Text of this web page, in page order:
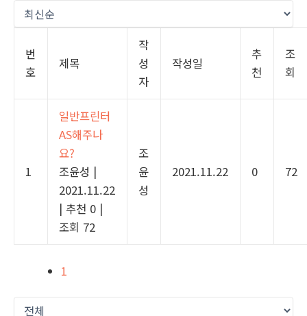
번
호
제목
작
성
자
작성일
추
천
조
회
1
일반프린터
AS해주나
요?
조윤성 |
2021.11.22
| 추천 0 |
조회 72
조
윤
성
2021.11.22 0 72
1